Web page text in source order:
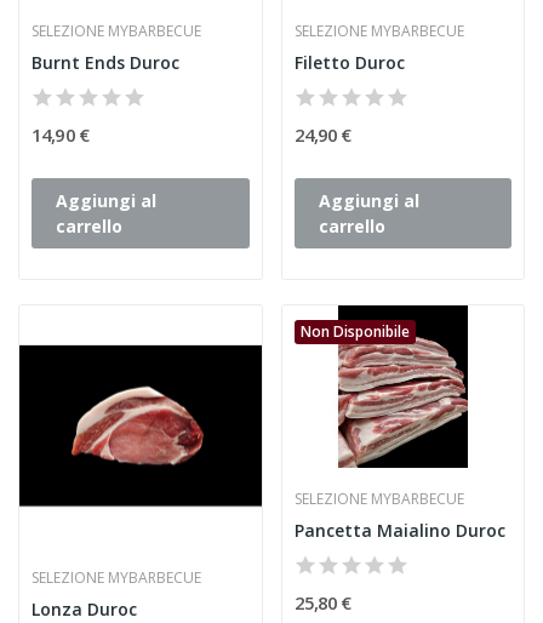
SELEZIONE MYBARBECUE
Burnt Ends Duroc
14,90 €
Aggiungi al
carrello
SELEZIONE MYBARBECUE
Filetto Duroc
24,90 €
Aggiungi al
carrello
SELEZIONE MYBARBECUE
Lonza Duroc
Non Disponibile
SELEZIONE MYBARBECUE
Pancetta Maialino Duroc
25,80 €